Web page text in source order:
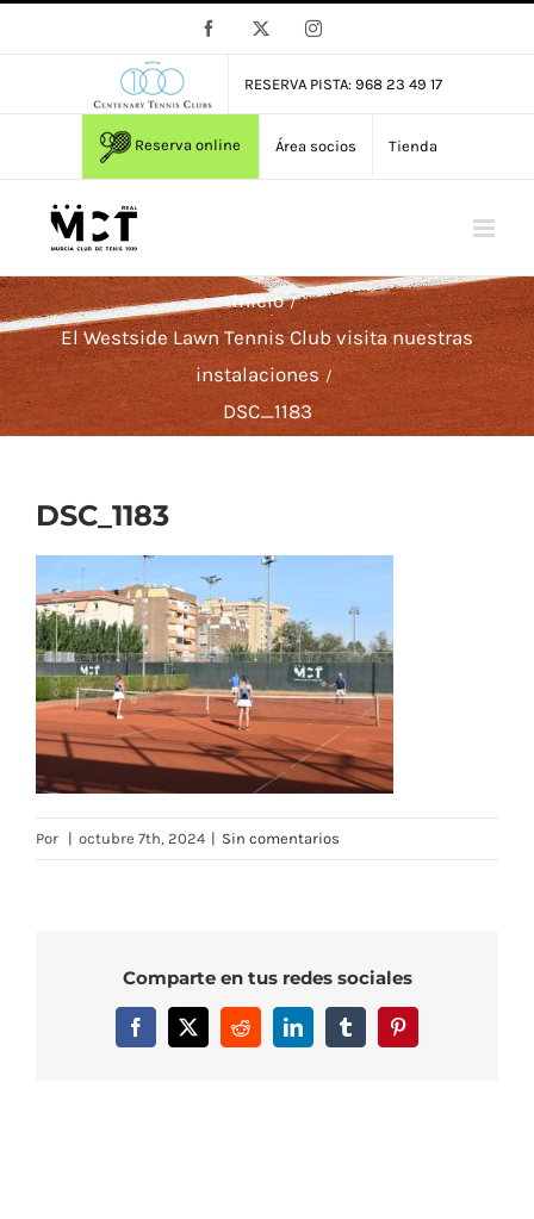
Facebook Instagram
RESERVA PISTA: 968 23 49 17
Reserva online Área socios Tienda
Inicio
El Westside Lawn Tennis Club visita nuestras
instalaciones
DSC_1183
DSC_1183
Por | octubre 7th, 2024 | Sin comentarios
Comparte en tus redes sociales
Facebook
X RedditLinkedInTumblrPinterest